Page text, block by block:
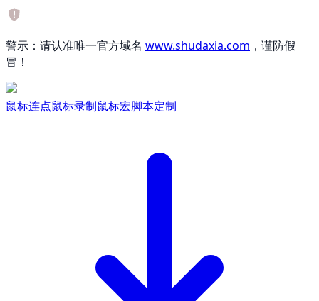
警示：请认准唯一官方域名 www.shudaxia.com ，谨防假
冒！
鼠标连点鼠标录制鼠标宏脚本定制